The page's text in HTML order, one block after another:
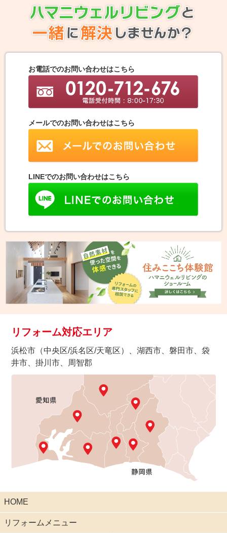
お電話でのお問い合わせはこちら
メールでのお問い合わせはこちら
LINEでのお問い合わせはこちら
リフォーム対応エリア
浜松市（中央区/浜名区/天竜区）、湖西市、磐田市、袋
井市、掛川市、周智郡
HOME
リフォームメニュー